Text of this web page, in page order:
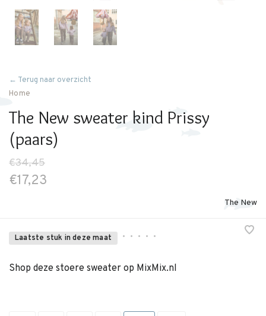
← Terug naar overzicht
Home
The New sweater kind Prissy
(paars)
€34,45
€17,23
The New
Laatste stuk in deze maat • • • • •
Shop deze stoere sweater op MixMix.nl